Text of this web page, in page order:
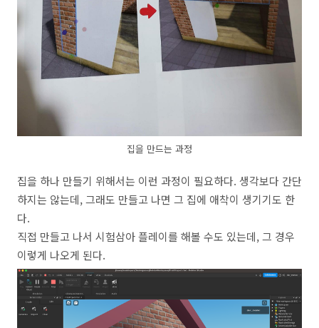
집을 만드는 과정
집을 하나 만들기 위해서는 이런 과정이 필요하다. 생각보다 간단
하지는 않는데, 그래도 만들고 나면 그 집에 애착이 생기기도 한
다.
직접 만들고 나서 시험삼아 플레이를 해볼 수도 있는데, 그 경우
이렇게 나오게 된다.